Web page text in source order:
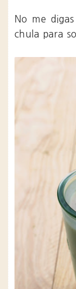
No me
chula para